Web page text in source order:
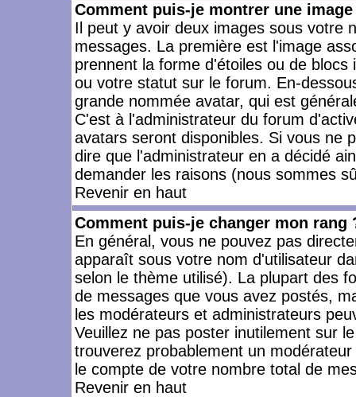
Comment puis-je montrer une
Il peut y avoir deux images sous votre
messages. La première est l'image
prennent la forme d'étoiles ou de
ou votre statut sur le forum. En-
grande nommée avatar, qui est
C'est à l'administrateur du forum
avatars seront disponibles. Si vous ne
dire que l'administrateur en a décidé
demander les raisons (nous sommes
Revenir en haut
Comment puis-je changer mon rang
En général, vous ne pouvez pas
apparaît sous votre nom d'utilisateur
selon le thème utilisé). La plupart des
de messages que vous avez postés,
les modérateurs et administrateurs
Veuillez ne pas poster inutilement sur
trouverez probablement un
le compte de votre nombre total de
Revenir en haut